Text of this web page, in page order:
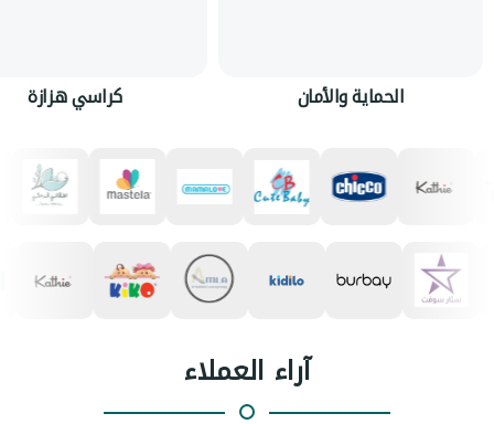
الحماية والأمان كراسي هزازة
آراء العملاء